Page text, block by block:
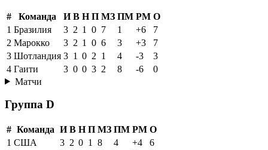
# Команда И В Н П МЗ ПМ РМ О
1 Бразилия 3 2 1 0 7 1 +6
7
2 Марокко 3 2 1 0 6 3 +3
7
3 Шотландия 3 1 0 2 1 4 -3
3
4 Гаити 3 0 0 3 2 8 -6
0
Матчи
Группа D
# Команда И В Н П МЗ ПМ РМ О
1 США 3 2 0 1 8 4 +4
6